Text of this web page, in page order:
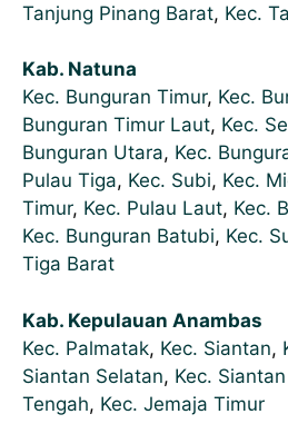
Tanjung Pinang Barat, Kec.
Kab. Natuna
Kec. Bunguran Timur, Kec.
Bunguran Timur Laut, Kec.
Bunguran Utara, Kec.
Pulau Tiga, Kec. Subi, Kec.
Timur, Kec. Pulau Laut, Kec.
Kec. Bunguran Batubi, Kec.
Tiga Barat
Kab. Kepulauan Anambas
Kec. Palmatak, Kec. Siantan,
Siantan Selatan, Kec.
Tengah, Kec. Jemaja Timur